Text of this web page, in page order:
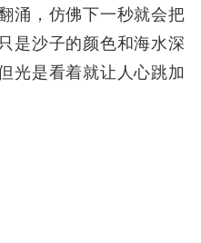
涌，仿佛下一秒就会把
是沙子的颜色和海水深
光是看着就让人心跳加